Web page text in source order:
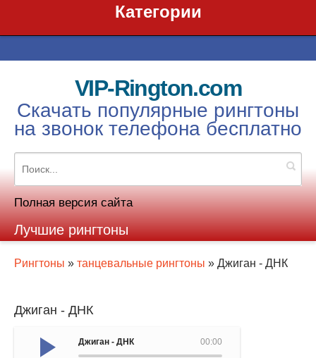
Категории
VIP-Rington.com
Скачать популярные рингтоны
на звонок телефона бесплатно
Полная версия сайта
Лучшие рингтоны
Рингтоны » танцевальные рингтоны » Джиган - ДНК
Джиган - ДНК
00:00
Джиган - ДНК